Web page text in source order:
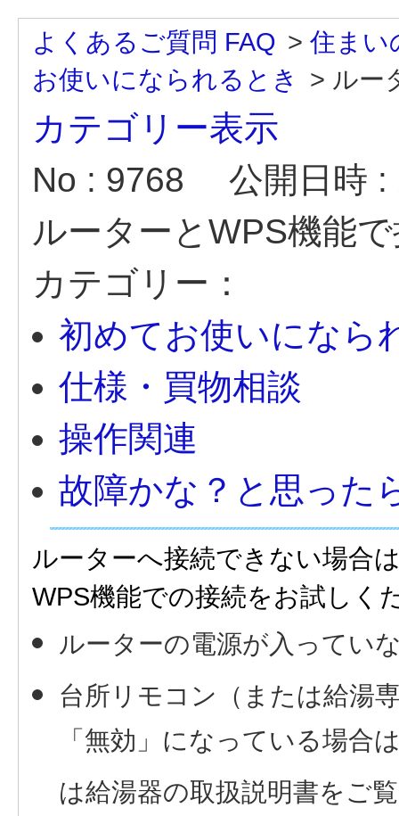
よくあるご質問 FAQ > 住まい
お使いになられるとき
> ルー
カテゴリー表示
No : 9768
公開日時
ルーターとWPS機能
カテゴリー：
初めてお使いになら
仕様・買物相談
操作関連
故障かな？と思った
ルーターへ接続できない場合
WPS機能での接続をお試しく
ルーターの電源が入ってい
台所リモコン（または給湯
「無効」になっている場合
は給湯器の取扱説明書をご